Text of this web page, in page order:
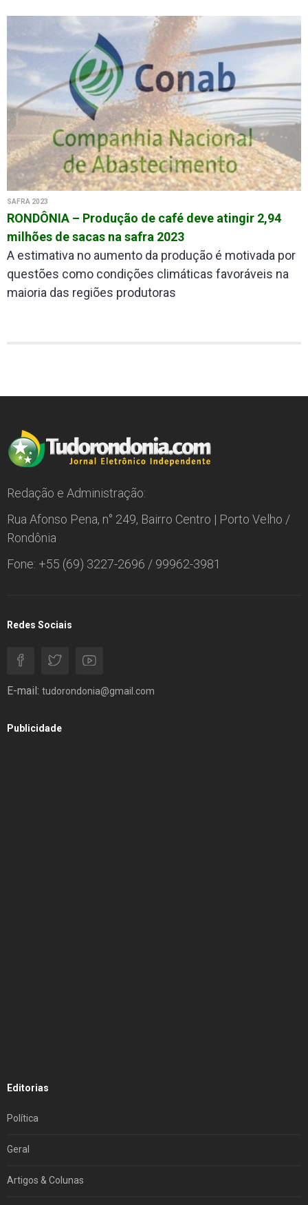
SAFRA 2023
RONDÔNIA – Produção de café deve atingir 2,94
milhões de sacas na safra 2023
A estimativa no aumento da produção é motivada por
questões como condições climáticas favoráveis na
maioria das regiões produtoras
Redação e Administração:
Rua Afonso Pena, n° 249, Bairro Centro | Porto Velho /
Rondônia
Fone: +55 (69) 3227-2696 / 99962-3981
Redes Sociais
E-mail: tudorondonia@gmail.com
Publicidade
Editorias
Política
Geral
Artigos & Colunas